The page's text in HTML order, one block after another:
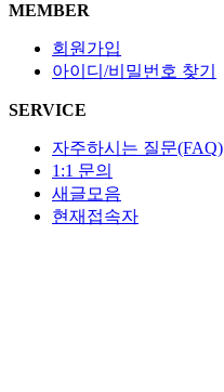
MEMBER
회원가입
아이디/비밀번호 찾기
SERVICE
자주하시는 질문(FAQ)
1:1 문의
새글모음
현재접속자